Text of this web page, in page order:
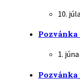
10.
Pozvánka
1.
Pozvánka